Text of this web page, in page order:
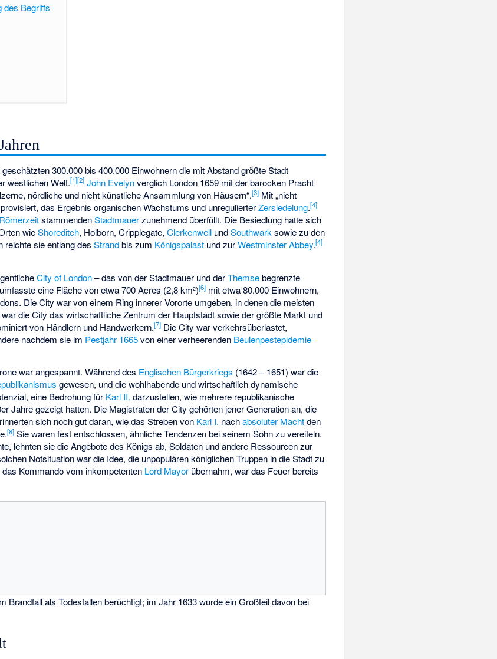
des Begriffs
300.000 bis 400.000 Einwohnern die mit Abstand größte Stadt
westlichen Welt.[1][2] John Evelynverglich London 1659 mit der barocken Pracht
nördliche und nicht künstliche Ansammlung von Häusern“.[3] Mit „nicht
das Ergebnis organischen Wachstums und unregulierterZersiedelung.[4]
RömerzeitstammendenStadtmauerzunehmend überfüllt. Die Besiedlung hatte sich
wieShoreditch, Holborn,Cripplegate,Clerkenwell undSouthwark sowie zu den
reichte sie entlang desStrandbis zum Königspalast und zurWestminster Abbey.[4]
City of London– das von der Stadtmauer und derThemsebegrenzte
eine Fläche von etwa 700 Acres (2,8 km²)[6] mit etwa 80.000 Einwohnern,
Die City war von einem Ring innerer Vororte umgeben, in denen die meisten
die City das wirtschaftliche Zentrum der Hauptstadt sowie der größte Markt und
von Händlern und Handwerkern.[7] Die City war verkehrsüberlastet,
nachdem sie im Pestjahr 1665von einer verheerenden Beulenpestepidemie
war angespannt. Während des Englischen Bürgerkriegs (1642 – 1651) war die
gewesen, und die wohlhabende und wirtschaftlich dynamische
eine Bedrohung für Karl II. darzustellen, wie mehrere republikanische
Jahre gezeigt hatten. Die Magistraten der City gehörten jener Generation an, die
sich noch gut daran, wie das Streben von Karl I. nachabsoluter Machtden
[8] Sie waren fest entschlossen, ähnliche Tendenzen bei seinem Sohn zu vereiteln.
lehnten sie die Angebote des Königs ab, Soldaten und andere Ressourcen zur
Notsituation war die Idee, die unpopulären königlichen Truppen in die Stadt zu
Kommando vom inkompetenten Lord Mayor übernahm, war das Feuer bereits
Brandfall als Todesfallen berüchtigt; im Jahr 1633 wurde ein Großteil davon bei